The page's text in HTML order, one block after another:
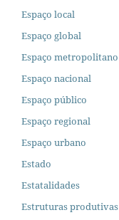
Espaço local
Espaço global
Espaço metropolitano
Espaço nacional
Espaço público
Espaço regional
Espaço urbano
Estado
Estatalidades
Estruturas produtivas